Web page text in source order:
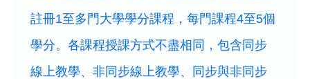
註冊1至多門大學學分課程，每門課程4至5個
學分。各課程授課方式不盡相同，包含同步
線上教學、非同步線上教學、同步與非同步